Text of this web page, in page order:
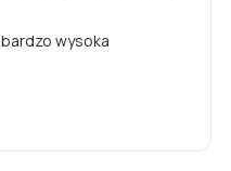
bardzo wysoka